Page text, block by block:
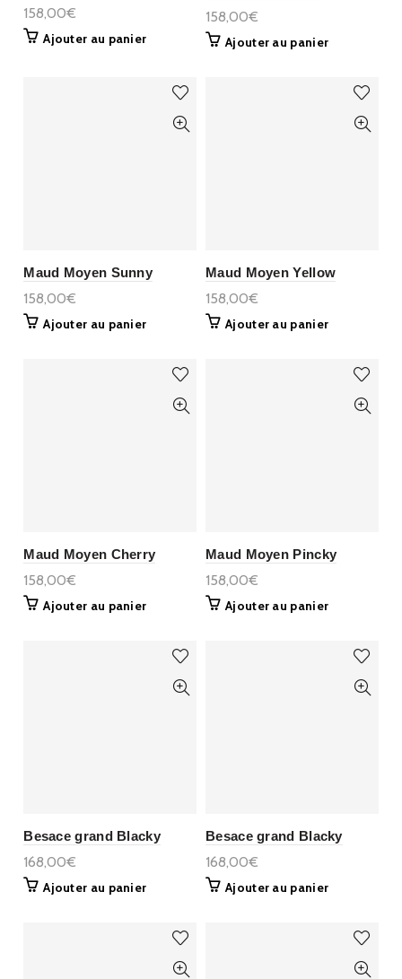
158,00€
Ajouter au panier
158,00€
Ajouter au panier
Maud Moyen Sunny
158,00€
Ajouter au panier
Maud Moyen Yellow
158,00€
Ajouter au panier
Maud Moyen Cherry
158,00€
Ajouter au panier
Maud Moyen Pincky
158,00€
Ajouter au panier
Besace grand Blacky
168,00€
Ajouter au panier
Besace grand Blacky
168,00€
Ajouter au panier